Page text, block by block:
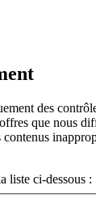
des
que nous
contenus
liste ci-dessous :